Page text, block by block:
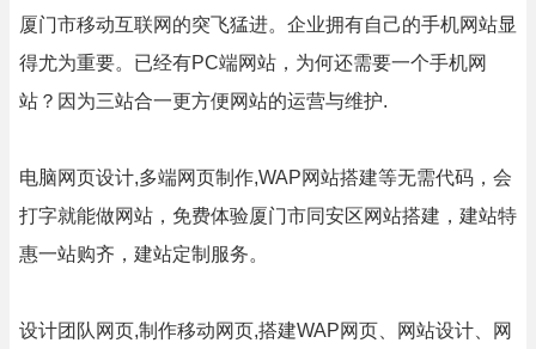
厦门市移动互联网的突飞猛进。企业拥有自己的手机网站显
得尤为重要。已经有PC端网站，为何还需要一个手机网
站？因为三站合一更方便网站的运营与维护.
电脑网页设计,多端网页制作,WAP网站搭建等无需代码，会
打字就能做网站，免费体验厦门市同安区网站搭建，建站特
惠一站购齐，建站定制服务。
设计团队网页,制作移动网页,搭建WAP网页、网站设计、网